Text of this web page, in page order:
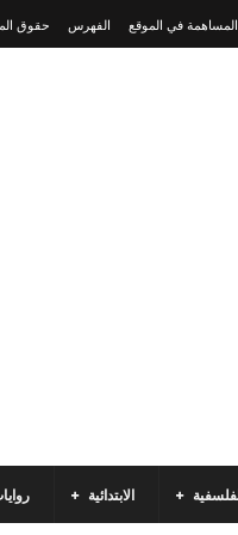
المساهمة في الموقع الفهرس حقوق
الابتدائية